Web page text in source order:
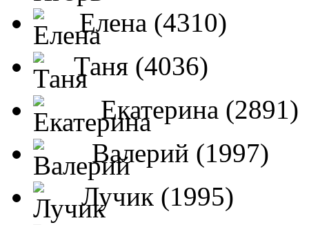
Елена (4310)
Таня (4036)
Екатерина (2891)
Валерий (1997)
Лучик (1995)